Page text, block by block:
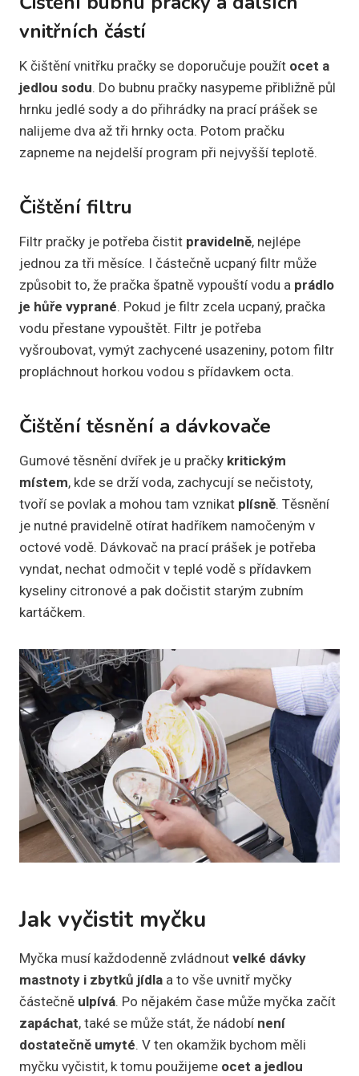
vnitřních částí
K čištění vnitřku pračky se doporučuje použít ocet a
jedlou sodu. Do bubnu pračky nasypeme přibližně půl
hrnku jedlé sody a do přihrádky na prací prášek se
nalijeme dva až tři hrnky octa. Potom pračku
zapneme na nejdelší program při nejvyšší teplotě.
Čištění filtru
Filtr pračky je potřeba čistit pravidelně, nejlépe
jednou za tři měsíce. I částečně ucpaný filtr může
způsobit to, že pračka špatně vypouští vodu a prádlo
je hůře vyprané. Pokud je filtr zcela ucpaný, pračka
vodu přestane vypouštět. Filtr je potřeba
vyšroubovat, vymýt zachycené usazeniny, potom filtr
propláchnout horkou vodou s přídavkem octa.
Čištění těsnění a dávkovače
Gumové těsnění dvířek je u pračky kritickým
místem, kde se drží voda, zachycují se nečistoty,
tvoří se povlak a mohou tam vznikat plísně. Těsnění
je nutné pravidelně otírat hadříkem namočeným v
octové vodě. Dávkovač na prací prášek je potřeba
vyndat, nechat odmočit v teplé vodě s přídavkem
kyseliny citronové a pak dočistit starým zubním
kartáčkem.
Jak vyčistit myčku
Myčka musí každodenně zvládnout velké dávky
mastnoty i zbytků jídla a to vše uvnitř myčky
částečně ulpívá. Po nějakém čase může myčka začít
zapáchat, také se může stát, že nádobí není
dostatečně umyté. V ten okamžik bychom měli
myčku vyčistit, k tomu použijeme ocet a jedlou